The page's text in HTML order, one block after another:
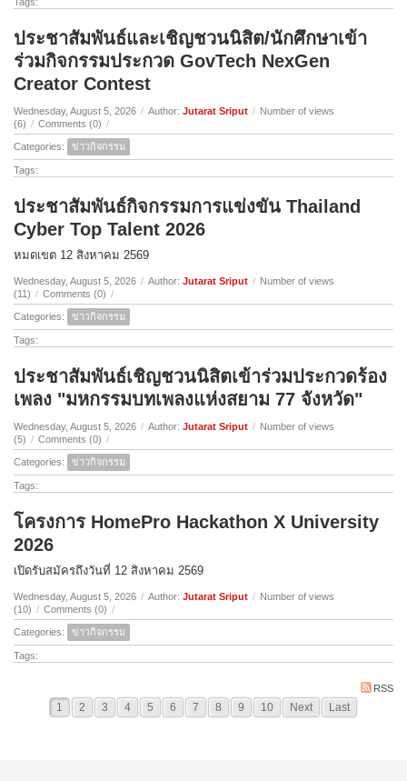
ประชาสัมพันธ์และเชิญชวนนิสิต/นักศึกษาเข้า
ร่วมกิจกรรมประกวด GovTech NexGen
Creator Contest
Wednesday, August 5, 2026 / Author: Jutarat Sriput / Number of views
(6) / Comments (0) /
Categories: ข่าวกิจกรรม
Tags:
ประชาสัมพันธ์กิจกรรมการแข่งขัน Thailand
Cyber Top Talent 2026
หมดเขต 12 สิงหาคม 2569
Wednesday, August 5, 2026 / Author: Jutarat Sriput / Number of views
(11) / Comments (0) /
Categories: ข่าวกิจกรรม
Tags:
ประชาสัมพันธ์เชิญชวนนิสิตเข้าร่วมประกวดร้อง
เพลง "มหกรรมบทเพลงแห่งสยาม 77 จังหวัด"
Wednesday, August 5, 2026 / Author: Jutarat Sriput / Number of views
(5) / Comments (0) /
Categories: ข่าวกิจกรรม
Tags:
โครงการ HomePro Hackathon X University
2026
เปิดรับสมัครถึงวันที่ 12 สิงหาคม 2569
Wednesday, August 5, 2026 / Author: Jutarat Sriput / Number of views
(10) / Comments (0) /
Categories: ข่าวกิจกรรม
Tags:
RSS
1 2 3 4 5 6 7 8 9 10 Next Last